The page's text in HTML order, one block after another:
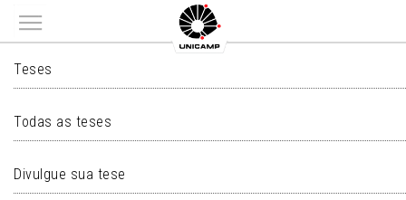
Main menu
TESES
Teses
Todas as teses
Divulgue sua tese